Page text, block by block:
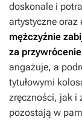
doskonale i
artystyczne oraz
mężczyźnie
za
angażuje, a
tytułowymi
zręczności, jak i
pozostają w